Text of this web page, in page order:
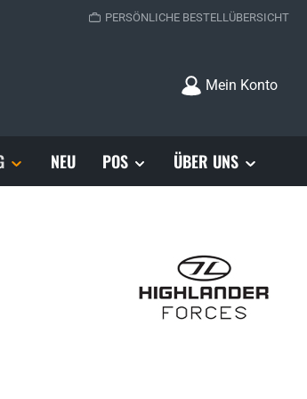
PERSÖNLICHE BESTELLÜBERSICHT
Mein Konto
NEU POS ÜBER UNS